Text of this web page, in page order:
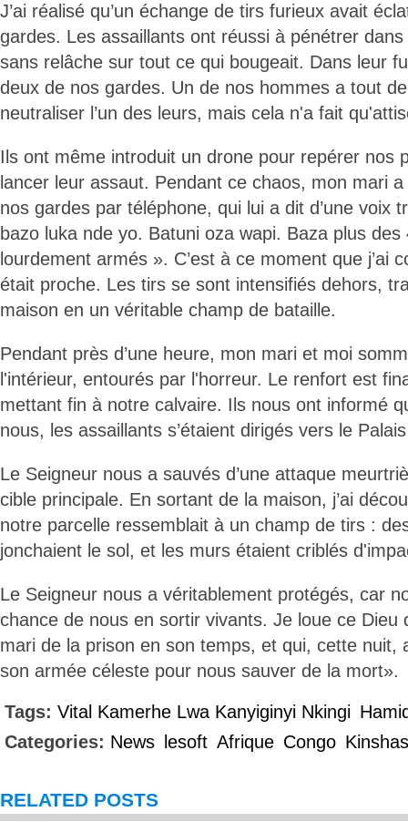
J’ai réalisé qu’un échange de tirs furieux avait
gardes. Les assaillants ont réussi à pénétrer
sans relâche sur tout ce qui bougeait. Dans leur
deux de nos gardes. Un de nos hommes a tout
neutraliser l’un des leurs, mais cela n'a fait
Ils ont même introduit un drone pour repérer nos
lancer leur assaut. Pendant ce chaos, mon mari
nos gardes par téléphone, qui lui a dit d’une voix
bazo luka nde yo. Batuni oza wapi. Baza plus des
lourdement armés ». C’est à ce moment que j’ai
était proche. Les tirs se sont intensifiés dehors,
maison en un véritable champ de bataille.
Pendant près d’une heure, mon mari et moi
l'intérieur, entourés par l'horreur. Le renfort est
mettant fin à notre calvaire. Ils nous ont informé
nous, les assaillants s’étaient dirigés vers le
Le Seigneur nous a sauvés d’une attaque
cible principale. En sortant de la maison, j’ai
notre parcelle ressemblait à un champ de tirs :
jonchaient le sol, et les murs étaient criblés
Le Seigneur nous a véritablement protégés, car
chance de nous en sortir vivants. Je loue ce Dieu
mari de la prison en son temps, et qui, cette nuit,
son armée céleste pour nous sauver de la mort».
Tags: Vital Kamerhe Lwa Kanyiginyi Nkingi
Categories: News lesoft Afrique Congo
RELATED POSTS